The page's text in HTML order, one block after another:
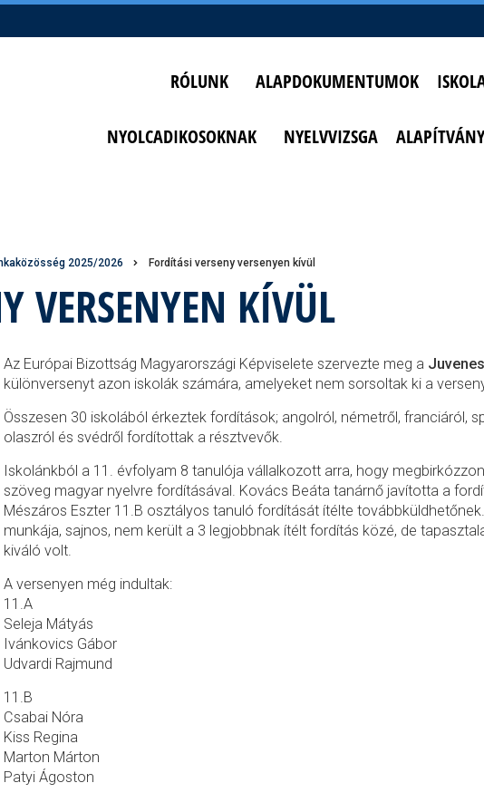
RÓLUNK ALAPDOKUMENTUMOK
NYOLCADIKOSOKNAK NYELVVIZSGA
2025/2026 Fordítási verseny versenyen kívül
VERSENYEN KÍVÜL
Az Európai Bizottság Magyarországi Képviselete szervezte meg a
különversenyt azon iskolák számára, amelyeket nem sorsoltak ki a
Összesen 30 iskolából érkeztek fordítások; angolról, németről, franciáról,
olaszról és svédről fordítottak a résztvevők.
Iskolánkból a 11. évfolyam 8 tanulója vállalkozott arra, hogy
szöveg magyar nyelvre fordításával. Kovács Beáta tanárnő javította a
Mészáros Eszter 11.B osztályos tanuló fordítását ítélte
munkája, sajnos, nem került a 3 legjobbnak ítélt fordítás közé, de
kiváló volt.
A versenyen még indultak:
11.A
Seleja Mátyás
Ivánkovics Gábor
Udvardi Rajmund
11.B
Csabai Nóra
Kiss Regina
Marton Márton
Patyi Ágoston